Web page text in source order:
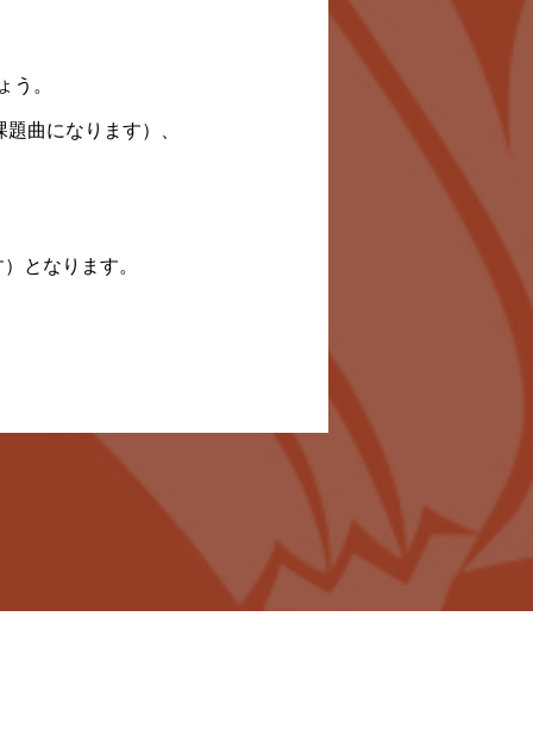
。
曲になります）、
となります。